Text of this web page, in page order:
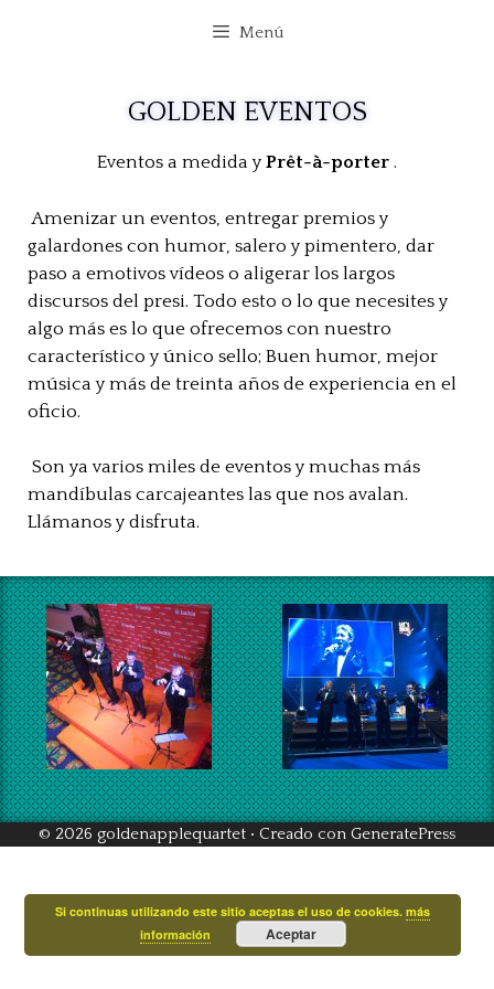
Menú
GOLDEN EVENTOS
Eventos a medida y Prêt-à-porter .
Amenizar un eventos, entregar premios y
galardones con humor, salero y pimentero, dar
paso a emotivos vídeos o aligerar los largos
discursos del presi. Todo esto o lo que necesites y
algo más es lo que ofrecemos con nuestro
característico y único sello; Buen humor, mejor
música y más de treinta años de experiencia en el
oficio.
Son ya varios miles de eventos y muchas más
mandíbulas carcajeantes las que nos avalan.
Llámanos y disfruta.
© 2026 goldenapplequartet • Creado con GeneratePress
Si continuas utilizando este sitio aceptas el uso de cookies.más
información
Aceptar